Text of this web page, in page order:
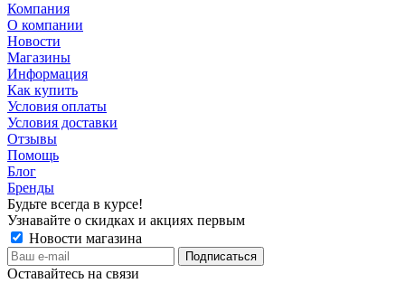
Компания
О компании
Новости
Магазины
Информация
Как купить
Условия оплаты
Условия доставки
Отзывы
Помощь
Блог
Бренды
Будьте всегда в курсе!
Узнавайте о скидках и акциях первым
Новости магазина
Оставайтесь на связи